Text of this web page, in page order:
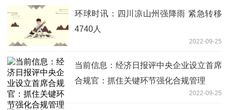
环球时讯：四川凉山州强降雨 紧急转移
4740人
2022-09-25
当前信息：经济日报评中央企业设立首席
合规官：抓住关键环节强化合规管理
2022-09-25